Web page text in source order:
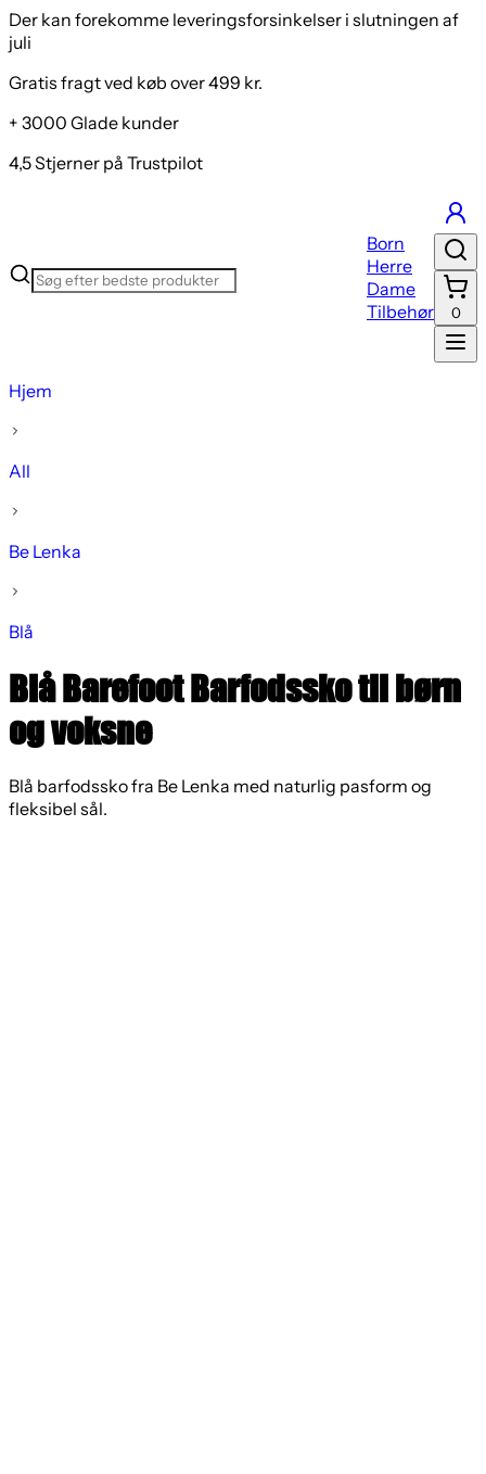
Der kan forekomme leveringsforsinkelser i slutningen af
juli
Gratis fragt ved køb over 499 kr.
+ 3000 Glade kunder
4,5 Stjerner på Trustpilot
Born
Herre
Dame
Tilbehør
0
Hjem
All
Be Lenka
Blå
Blå Barefoot Barfodssko til børn
og voksne
Blå barfodssko fra Be Lenka med naturlig pasform og
fleksibel sål.